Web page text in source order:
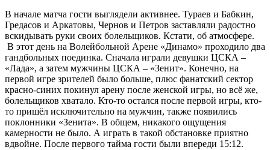
В начале матча гости выглядели активнее. Тураев и Бабкин,
Гредасов и Аркатовы, Чернов и Петров заставляли радостно
вскидывать руки своих болельщиков. Кстати, об атмосфере.
В этот день на Волейбольной Арене «Динамо» проходило два
гандбольных поединка. Сначала играли девушки ЦСКА –
«Лада», а затем мужчины ЦСКА – «Зенит». Конечно, на
первой игре зрителей было больше, плюс фанатский сектор
красно-синих покинул арену после женской игры, но всё же,
болельщиков хватало. Кто-то остался после первой игры, кто-
то пришёл исключительно на мужчин, также появились
поклонники «Зенита». В общем, никакого ощущения
камерности не было. А играть в такой обстановке приятно
вдвойне. После первого тайма гости были впереди 15:12.